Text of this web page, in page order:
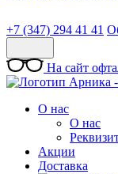
+7 (347) 294 41 41
На сайт
О нас
О нас
Акции
Доставка